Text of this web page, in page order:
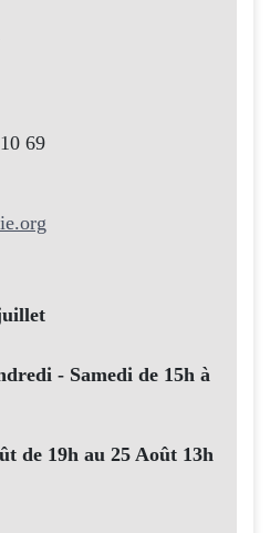
69
- Samedi de 15h à
de 19h au 25 Août 13h